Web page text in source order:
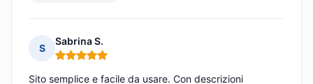
S
Sabrina S.
Nota: 5 su 5
Sito semplice e facile da usare. Con descrizioni